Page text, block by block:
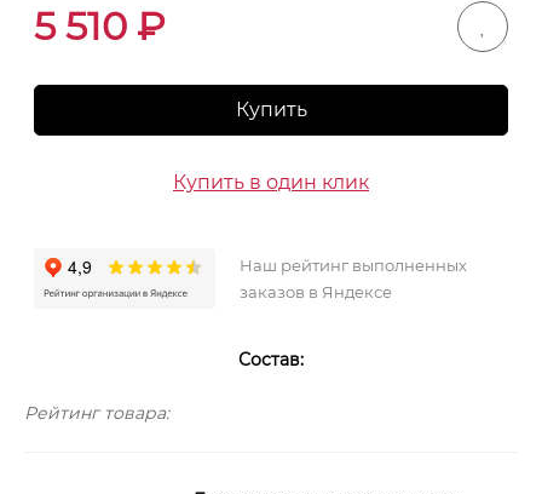
5 510 ₽
Купить
Купить в один клик
Наш рейтинг выполненных
заказов в Яндексе
Состав:
Рейтинг товара: